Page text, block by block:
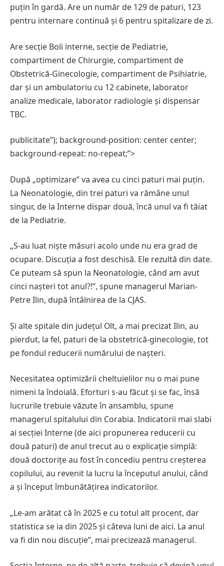
puțin în gardă. Are un număr de 129 de paturi, 123
pentru internare continuă și 6 pentru spitalizare de zi.
Are secție Boli interne, secție de Pediatrie,
compartiment de Chirurgie, compartiment de
Obstetrică-Ginecologie, compartiment de Psihiatrie,
dar și un ambulatoriu cu 12 cabinete, laborator
analize medicale, laborator radiologie și dispensar
TBC.
publicitate”); background-position: center center;
background-repeat: no-repeat;”>
După „optimizare” va avea cu cinci paturi mai puțin.
La Neonatologie, din trei paturi va rămâne unul
singur, de la Interne dispar două, încă unul va fi tăiat
de la Pediatrie.
„S-au luat niște măsuri acolo unde nu era grad de
ocupare. Discuția a fost deschisă. Ele rezultă din date.
Ce puteam să spun la Neonatologie, când am avut
cinci nașteri tot anul?!”, spune managerul Marian-
Petre Ilin, după întâlnirea de la CJAS.
Și alte spitale din județul Olt, a mai precizat Ilin, au
pierdut, la fel, paturi de la obstetrică-ginecologie, tot
pe fondul reducerii numărului de nașteri.
Necesitatea optimizării cheltuielilor nu o mai pune
nimeni la îndoială. Eforturi s-au făcut și se fac, însă
lucrurile trebuie văzute în ansamblu, spune
managerul spitalului din Corabia. Indicatorii mai slabi
ai secției Interne (de aici propunerea reducerii cu
două paturi) de anul trecut au o explicație simplă:
două doctorițe au fost în concediu pentru creșterea
copilului, au revenit la lucru la începutul anului, când
a și început îmbunătățirea indicatorilor.
„Le-am arătat că în 2025 e cu totul alt procent, dar
statistica se ia din 2025 și câteva luni de aici. La anul
va fi din nou discuție”, mai precizează managerul.